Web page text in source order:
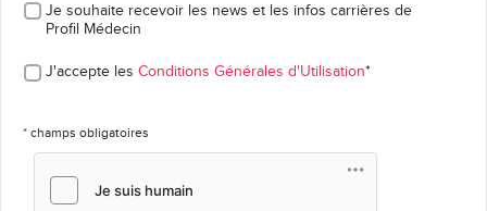
Je souhaite recevoir les news et les infos carrières de
Profil Médecin
J'accepte les Conditions Générales d'Utilisation*
* champs obligatoires